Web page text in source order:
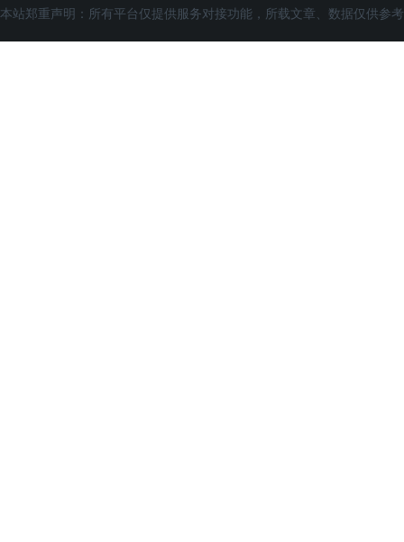
本站郑重声明：所有平台仅提供服务对接功能，所载文章、数据仅供参